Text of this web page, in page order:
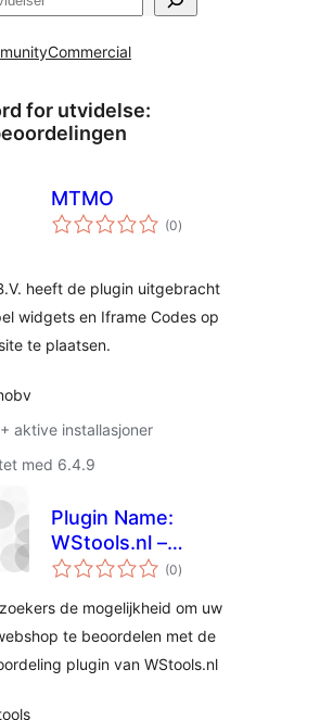
Commercial
for utvidelse:
MTMO
(0totale
vurderinger
)
heeft de plugin uitgebracht
widgets en Iframe Codes op
te plaatsen.
aktive installasjoner
med 6.4.9
Plugin Name:
WStools.nl –
Klantbeoordelingen
(0totale
vurderinger
)
de mogelijkheid om uw
te beoordelen met de
plugin van WStools.nl